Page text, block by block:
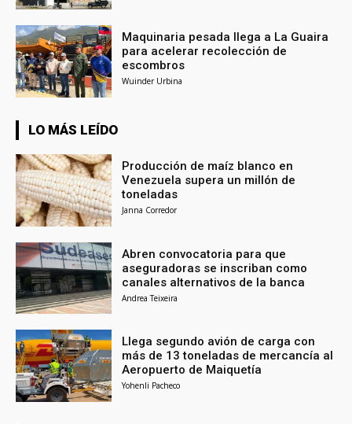
Maquinaria pesada llega a La Guaira
para acelerar recolección de
escombros
Wuinder Urbina
LO MÁS LEÍDO
Producción de maíz blanco en
Venezuela supera un millón de
toneladas
Janna Corredor
Abren convocatoria para que
aseguradoras se inscriban como
canales alternativos de la banca
Andrea Teixeira
Llega segundo avión de carga con
más de 13 toneladas de mercancía al
Aeropuerto de Maiquetía
Yohenli Pacheco